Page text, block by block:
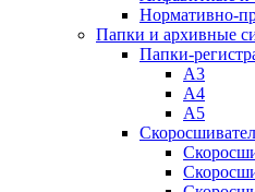
Нормативно-
Папки и архивные
Папки-
А3
А4
А5